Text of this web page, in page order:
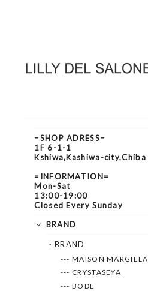
=SHOP ADRESS=
1F 6-1-1
Kshiwa,Kashiwa-city,Chiba
=INFORMATION=
Mon-Sat
13:00-19:00
Closed Every Sunday
BRAND
・BRAND
--- MAISON MARGIELA
--- CRYSTASEYA
--- BODE